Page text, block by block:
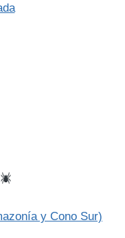
y Cono Sur)